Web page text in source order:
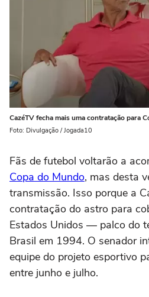
CazéTV fecha mais uma contratação para
Foto: Divulgação / Jogada10
Fãs de futebol voltarão a
Copa do Mundo, mas desta
transmissão. Isso porque a
contratação do astro para
Estados Unidos — palco do
Brasil em 1994. O senador
equipe do projeto esportivo
entre junho e julho.